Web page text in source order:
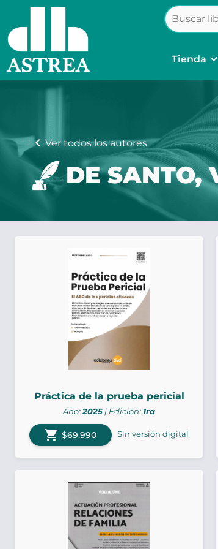
Tienda keyboard_arrow_down
chevron_leftVer todos los autores
DE SANTO,
Práctica de la prueba pericial
Año:2025 | Edición: 1ra
shopping_cart $69.990 Sin versión digital